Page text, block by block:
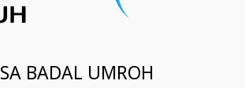
BADAL UMROH